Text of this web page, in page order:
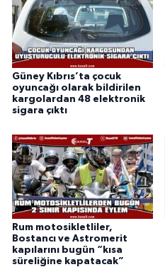
Güney Kıbrıs’ta çocuk
oyuncağı olarak bildirilen
kargolardan 48 elektronik
sigara çıktı
Rum motosikletliler,
Bostancı ve Astromerit
kapılarını bugün “kısa
süreliğine kapatacak”